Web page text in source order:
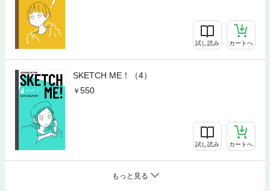
試し読み カートへ
SKETCH ME！（4）
550
試し読み カートへ
もっと見る